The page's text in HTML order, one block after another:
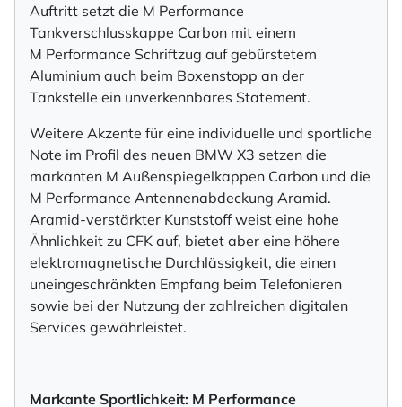
Auftritt setzt die M Performance
Tankverschlusskappe Carbon mit einem
M Performance Schriftzug auf gebürstetem
Aluminium auch beim Boxenstopp an der
Tankstelle ein unverkennbares Statement.
Weitere Akzente für eine individuelle und sportliche
Note im Profil des neuen BMW X3 setzen die
markanten M Außenspiegelkappen Carbon und die
M Performance Antennenabdeckung Aramid.
Aramid-verstärkter Kunststoff weist eine hohe
Ähnlichkeit zu CFK auf, bietet aber eine höhere
elektromagnetische Durchlässigkeit, die einen
uneingeschränkten Empfang beim Telefonieren
sowie bei der Nutzung der zahlreichen digitalen
Services gewährleistet.
Markante Sportlichkeit: M Performance